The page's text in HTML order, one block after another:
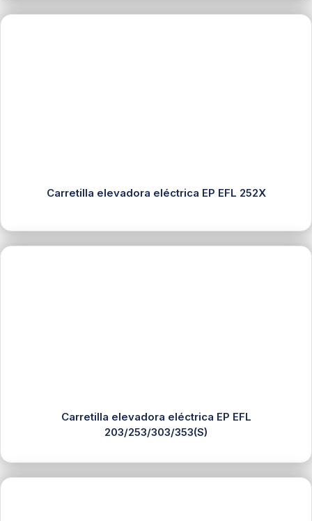
Carretilla elevadora eléctrica EP EFL 252X
Carretilla elevadora eléctrica EP EFL
203/253/303/353(S)